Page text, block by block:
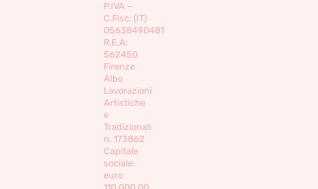
P.IVA –
C.Fisc: (IT)
05638490481
R.E.A:
562450
Firenze
Albo
Lavorazioni
Artistiche
e
Tradizionali
n. 173862
Capitale
sociale:
euro